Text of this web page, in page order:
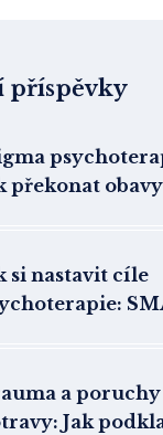
příspěvky
překonat
si nastavit cíle
a
Jak